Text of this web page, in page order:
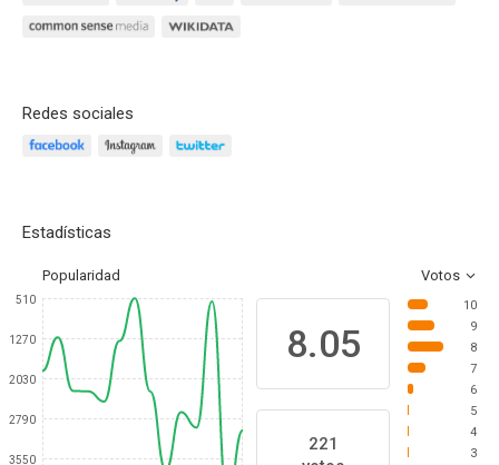
Redes sociales
Estadísticas
Popularidad Votos
510
1270
2030
2790
3550
8.05
221
10
9
8
7
6
5
4
3